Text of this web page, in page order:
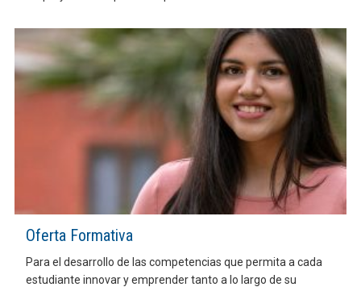
Oferta Formativa
Para el desarrollo de las competencias que permita a cada
estudiante innovar y emprender tanto a lo largo de su